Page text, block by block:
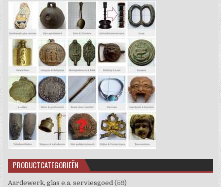
PRODUCTCATEGORIEËN
Aardewerk, glas e.a. serviesgoed (59)